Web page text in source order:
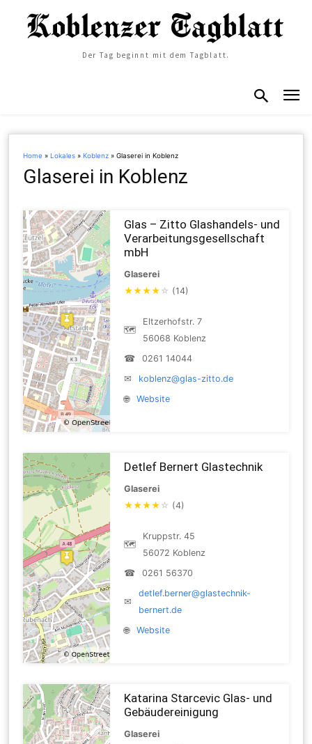
Der Tag beginnt mit dem Tagblatt.
Home »Lokales »Koblenz »Glaserei in Koblenz
Glaserei in Koblenz
Glas – Zitto Glashandels- und
Verarbeitungsgesellschaft
mbH
Glaserei
★★★★ ☆ (14)
🗺
Eltzerhofstr. 7
56068 Koblenz
☎
0261 14044
✉
koblenz@glas-zitto.de
🌐
Website
Detlef Bernert Glastechnik
Glaserei
★★★★ ☆ (4)
🗺
Kruppstr. 45
56072 Koblenz
☎
0261 56370
✉
detlef.berner@glastechnik-
bernert.de
🌐
Website
Katarina Starcevic Glas- und
Gebäudereinigung
Glaserei